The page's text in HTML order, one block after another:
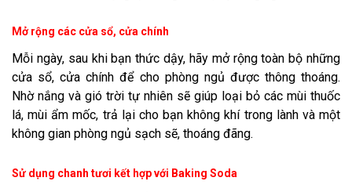
Mở rộng các cửa sổ, cửa chính
Mỗi ngày, sau khi bạn thức dậy, hãy mở rộng toàn bộ những
cửa sổ, cửa chính để cho phòng ngủ được thông thoáng.
Nhờ nắng và gió trời tự nhiên sẽ giúp loại bỏ các mùi thuốc
lá, mùi ẩm mốc, trả lại cho bạn không khí trong lành và một
không gian phòng ngủ sạch sẽ, thoáng đãng.
Sử dụng chanh tươi kết hợp với Baking Soda